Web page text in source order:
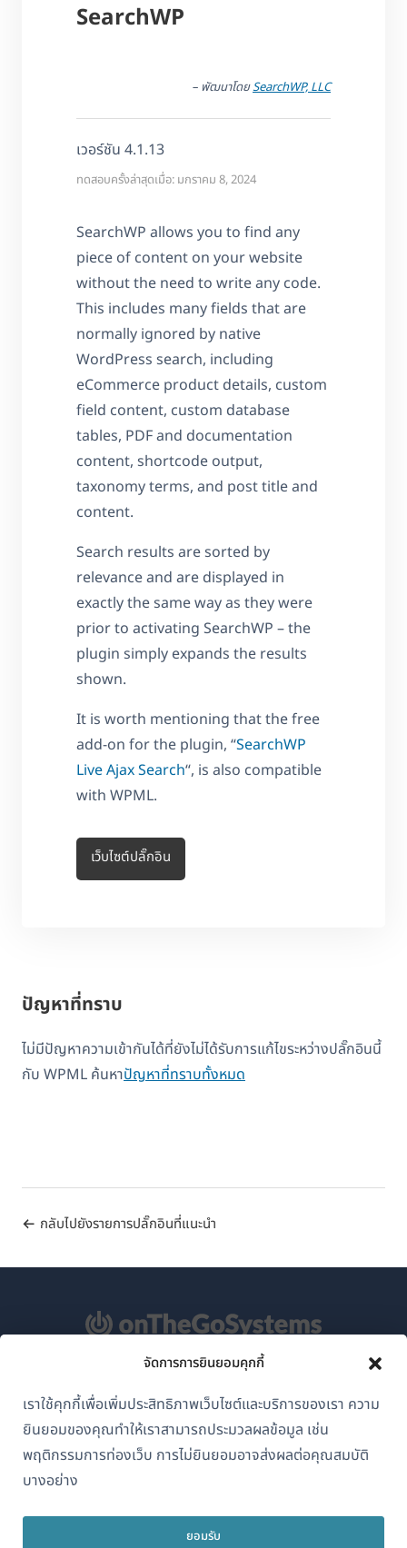
จัดการการยินยอมคุกกี้
เราใช้คุกกี้เพื่อเพิ่มประสิทธิภาพเว็บไซต์และบริการของเรา ความ
ยินยอมของคุณทำให้เราสามารถประมวลผลข้อมูล เช่น
พฤติกรรมการท่องเว็บ การไม่ยินยอมอาจส่งผลต่อคุณสมบัติ
บางอย่าง
ยอมรับ
SearchWP
– พัฒนาโดยSearchWP, LLC
เวอร์ชัน 4.1.13
ทดสอบครั้งล่าสุดเมื่อ: มกราคม 8, 2024
SearchWP allows you to find any
piece of content on your website
without the need to write any code.
This includes many fields that are
normally ignored by native
WordPress search, including
eCommerce product details, custom
field content, custom database
tables, PDF and documentation
content, shortcode output,
taxonomy terms, and post title and
content.
Search results are sorted by
relevance and are displayed in
exactly the same way as they were
prior to activating SearchWP – the
plugin simply expands the results
shown.
It is worth mentioning that the free
add-on for the plugin, “SearchWP
Live Ajax Search“, is also compatible
with WPML.
เว็บไซต์ปลั๊กอิน
ปัญหาที่ทราบ
ไม่มีปัญหาความเข้ากันได้ที่ยังไม่ได้รับการแก้ไขระหว่างปลั๊กอินนี้
กับ WPML ค้นหาปัญหาที่ทราบทั้งหมด
กลับไปยังรายการปลั๊กอินที่แนะนำ
GDPR และนโยบายความเป็นส่วนตัว
เข้าร่วมทีมของเรา(เปิด
ใน
หน้าต่าง
ใน
หน้าต่าง
ใน